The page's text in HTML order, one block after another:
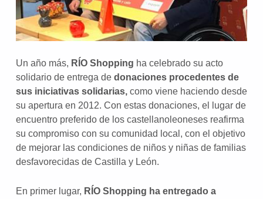
Un año más, RÍO Shopping ha celebrado su acto
solidario de entrega de donaciones procedentes de
sus iniciativas solidarias,como viene haciendo desde
su apertura en 2012. Con estas donaciones, el lugar de
encuentro preferido de los castellanoleoneses reafirma
su compromiso con su comunidad local, con el objetivo
de mejorar las condiciones de niños y niñas de familias
desfavorecidas de Castilla y León.
En primer lugar, RÍO Shopping ha entregado a